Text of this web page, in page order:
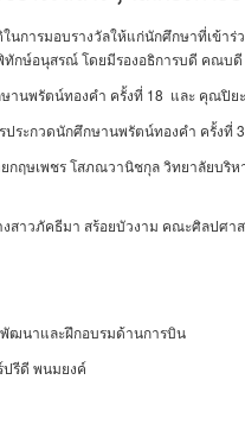
การมอบรางวัลให้แก่นักศึกษาที่เข้า
ษ์อนุสรณ์ โดยมีรองอธิการบดี คณบดี
พรัตน์ทองคำ ครั้งที่ 18 และ คุณปิย
ประกวดนักศึกษานพรัตน์ทองคำ ครั้งที่
ฤษเพชร โสภณวานิชกุล วิทยาลัยบริ
าวภัคธีมา สร้อยบัวงาม คณะศิลปศา
ฒนาและฝึกอบรมด้านการบิน
รีดี พนมยงค์